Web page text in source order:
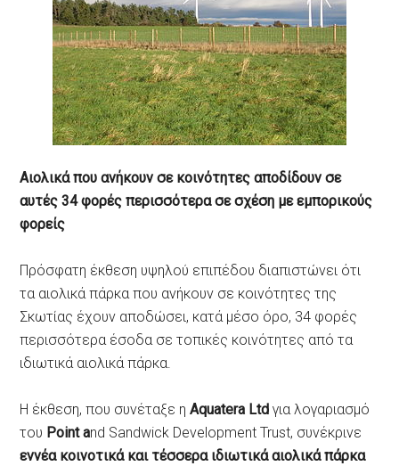
Αιολικά που ανήκουν σε κοινότητες αποδίδουν σε
αυτές 34 φορές περισσότερα σε σχέση με εμπορικούς
φορείς
Πρόσφατη έκθεση υψηλού επιπέδου διαπιστώνει ότι
τα αιολικά πάρκα που ανήκουν σε κοινότητες της
Σκωτίας έχουν αποδώσει, κατά μέσο όρο, 34 φορές
περισσότερα έσοδα σε τοπικές κοινότητες από τα
ιδιωτικά αιολικά πάρκα.
Η έκθεση, που συνέταξε ηAquatera Ltd για λογαριασμό
του Point and Sandwick Development Trust, συνέκρινε
εννέα κοινοτικά και τέσσερα ιδιωτικά αιολικά πάρκα